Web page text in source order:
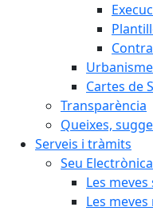
Urbanisme
Cartes de
Transparència
Queixes,
Serveis i tràmits
Seu Electrònica
Les meves
Les